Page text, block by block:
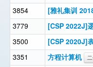
3854
[雅礼集训
3779
[CSP 2022J]
3500
[CSP 2020J]
3351
方程计算机